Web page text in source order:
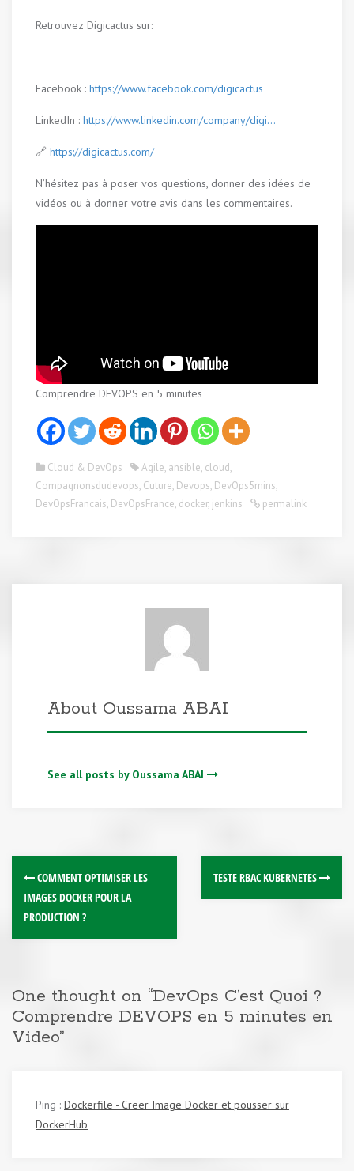
Retrouvez Digicactus sur:
—————————
Facebook : https://www.facebook.com/digicactus
LinkedIn : https://www.linkedin.com/company/digi…
🔗 https://digicactus.com/
N’hésitez pas à poser vos questions, donner des idées de
vidéos ou à donner votre avis dans les commentaires.
Comprendre DEVOPS en 5 minutes
Cloud & DevOps Agile, ansible, cloud,
Compagnonsdudevops, Cuture, Devops, DevOps5mins,
DevOpsFrancais, DevOpsFrance, docker, jenkins permalink
About Oussama ABAI
See all posts by Oussama ABAI
COMMENT OPTIMISER LES
IMAGES DOCKER POUR LA
PRODUCTION ?
TESTE RBAC KUBERNETES
One thought on “DevOps C’est Quoi ?
Comprendre DEVOPS en 5 minutes en
Video”
Ping : Dockerfile - Creer Image Docker et pousser sur
DockerHub